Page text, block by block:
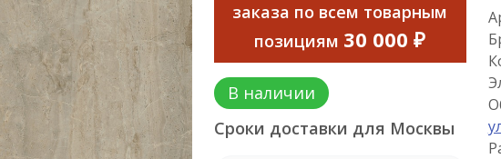
заказа по всем товарным
позициям 30 000 ₽
В наличии
Сроки доставки для Москвы